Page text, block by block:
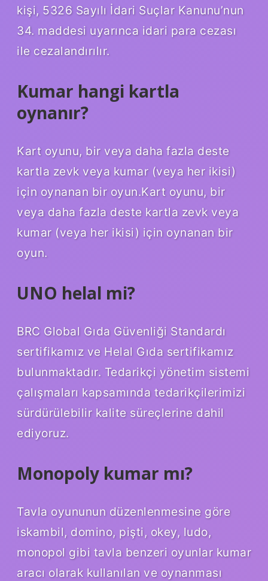
kişi, 5326 Sayılı İdari Suçlar Kanunu’nun
34. maddesi uyarınca idari para cezası
ile cezalandırılır.
Kumar hangi kartla
oynanır?
Kart oyunu, bir veya daha fazla deste
kartla zevk veya kumar (veya her ikisi)
için oynanan bir oyun.Kart oyunu, bir
veya daha fazla deste kartla zevk veya
kumar (veya her ikisi) için oynanan bir
oyun.
UNO helal mi?
BRC Global Gıda Güvenliği Standardı
sertifikamız ve Helal Gıda sertifikamız
bulunmaktadır. Tedarikçi yönetim sistemi
çalışmaları kapsamında tedarikçilerimizi
sürdürülebilir kalite süreçlerine dahil
ediyoruz.
Monopoly kumar mı?
Tavla oyununun düzenlenmesine göre
iskambil, domino, pişti, okey, ludo,
monopol gibi tavla benzeri oyunlar kumar
aracı olarak kullanılan ve oynanması